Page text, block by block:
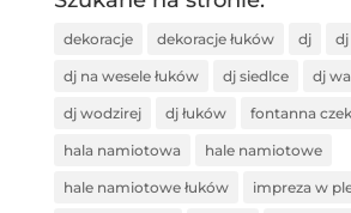
dekoracje dekoracje łuków dj dj
dj na wesele łuków dj siedlce dj
dj wodzirej dj łuków fontanna
hala namiotowa hale namiotowe
hale namiotowe łuków impreza w